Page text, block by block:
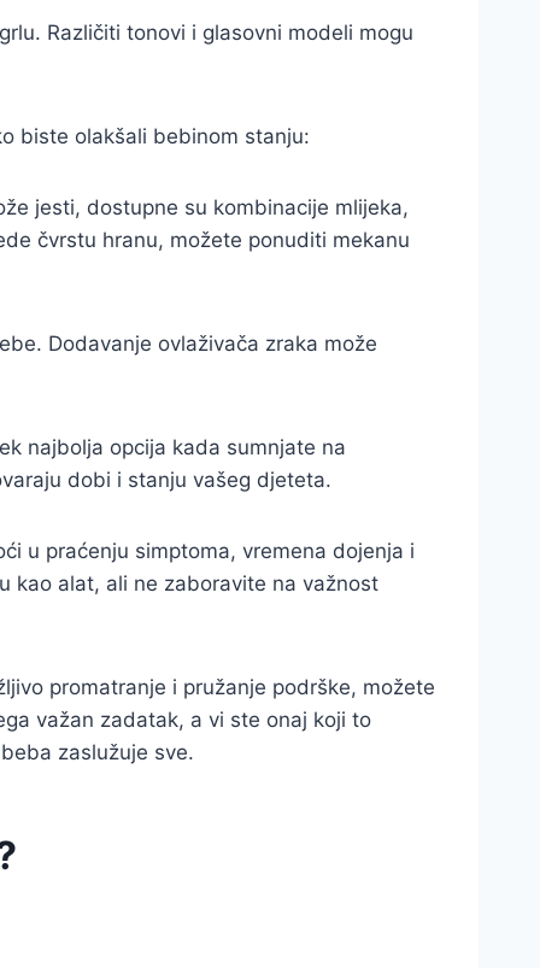
Različiti tonovi i glasovni modeli mogu
biste olakšali bebinom stanju:
jesti, dostupne su kombinacije mlijeka,
čvrstu hranu, možete ponuditi mekanu
Dodavanje ovlaživača zraka može
najbolja opcija kada sumnjate na
dobi i stanju vašeg djeteta.
u praćenju simptoma, vremena dojenja i
kao alat, ali ne zaboravite na važnost
promatranje i pružanje podrške, možete
važan zadatak, a vi ste onaj koji to
zaslužuje sve.